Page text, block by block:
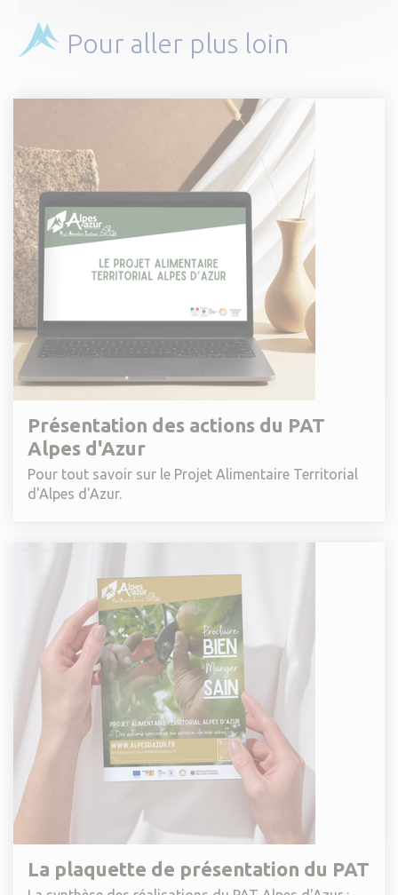
Pour aller plus loin
Présentation des actions du PAT
Alpes d'Azur
Pour tout savoir sur le Projet Alimentaire Territorial
d'Alpes d'Azur.
La plaquette de présentation du PAT